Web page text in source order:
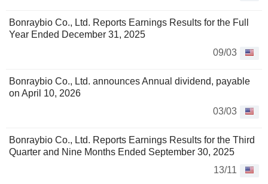
Bonraybio Co., Ltd. Reports Earnings Results for the Full
Year Ended December 31, 2025
09/03
Bonraybio Co., Ltd. announces Annual dividend, payable
on April 10, 2026
03/03
Bonraybio Co., Ltd. Reports Earnings Results for the Third
Quarter and Nine Months Ended September 30, 2025
13/11